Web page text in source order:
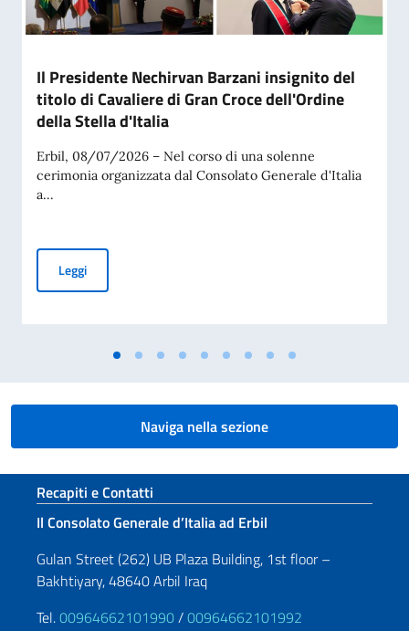
Il Presidente Nechirvan Barzani insignito del
titolo di Cavaliere di Gran Croce dell'Ordine
della Stella d'Italia
Erbil, 08/07/2026 – Nel corso di una solenne
cerimonia organizzata dal Consolato Generale d'Italia
a...
LeggiIl Presidente Nechirvan Barzani insignito del titolo di
Naviga nella sezione
Sezione footer
Recapiti e Contatti
Il Consolato Generale d’Italia ad Erbil
Gulan Street (262) UB Plaza Building, 1st floor –
Bakhtiyary, 48640 Arbil Iraq
Tel.00964662101990/00964662101992